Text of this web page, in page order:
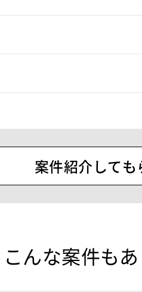
案件紹介しても
こんな案件も